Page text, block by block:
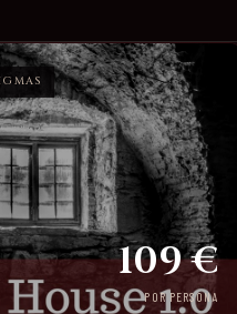
109 €
POR PERSONA